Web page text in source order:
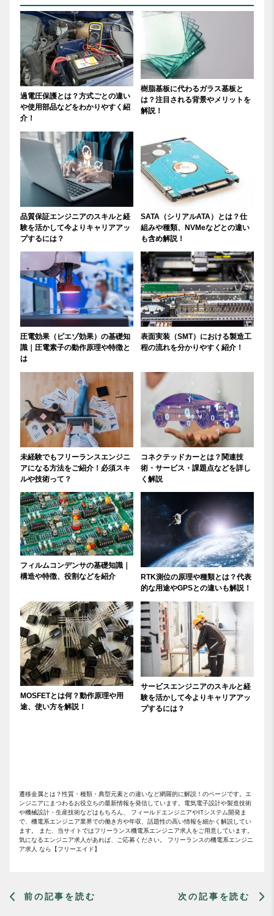
過電圧保護とは？方式ごとの違い
や使用部品などをわかりやすく紹
介！
樹脂基板に代わるガラス基板と
は？注目される背景やメリットを
解説！
品質保証エンジニアのスキルと経
験を活かして今よりキャリアアッ
プするには？
SATA（シリアルATA）とは？仕
組みや種類、NVMeなどとの違い
も含め解説！
圧電効果（ピエゾ効果）の基礎知
識｜圧電素子の動作原理や特徴と
は
表面実装（SMT）における製造工
程の流れを分かりやすく紹介！
未経験でもフリーランスエンジニ
アになる方法をご紹介！必須スキ
ルや技術って？
コネクテッドカーとは？関連技
術・サービス・課題点などを詳し
く解説
フィルムコンデンサの基礎知識｜
構造や特徴、役割などを紹介
RTK測位の原理や種類とは？代表
的な用途やGPSとの違いも解説！
MOSFETとは何？動作原理や用
途、使い方を解説！
サービスエンジニアのスキルと経
験を活かして今よりキャリアアッ
プするには？
遷移金属とは？性質・種類・典型元素との違いなど網羅的に解説！のページです。エ
ンジニアにまつわるお役立ちの最新情報を発信しています。電気電子設計や製造技術
や機械設計・生産技術などはもちろん、 フィールドエンジニアやITシステム開発ま
で、機電系エンジニア業界での働き方や年収、話題性の高い情報を細かく解説してい
ます。 また、当サイトではフリーランス機電系エンジニア求人をご用意しています。
気になるエンジニア求人があれば、ご応募ください。 フリーランスの機電系エンジニ
ア求人 なら【フリーエイド】
前の記事を読む 次の記事を読む